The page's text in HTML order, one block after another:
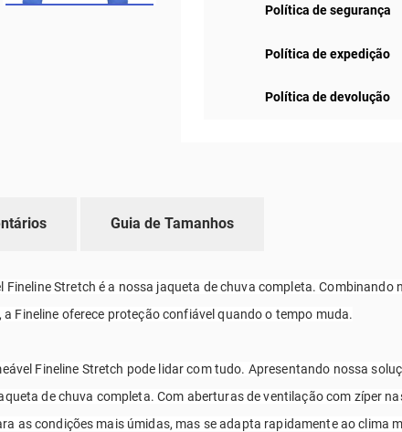
Política de segurança
Política de expedição
Política de devolução
Guia de Tamanhos
Stretch é a nossa jaqueta de chuva completa.
Fineline oferece proteção confiável quando o tempo muda.
Fineline Stretch pode lidar com tudo. Apresentando nossa
de chuva completa. Com aberturas de ventilação com zíper
as condições mais úmidas, mas se adapta rapidamente ao clima